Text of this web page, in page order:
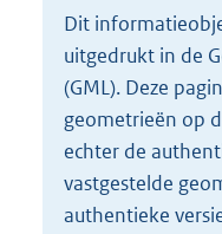
Dit
uitgedrukt in de
(GML). Deze
geometrieën op
echter de
vastgestelde
authentieke